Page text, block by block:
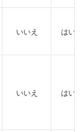
いいえ はい
いいえ はい